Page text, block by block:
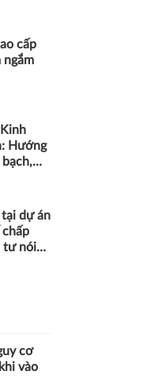
cấp
Hướng
tại dự án
tư nói
cơ
vào